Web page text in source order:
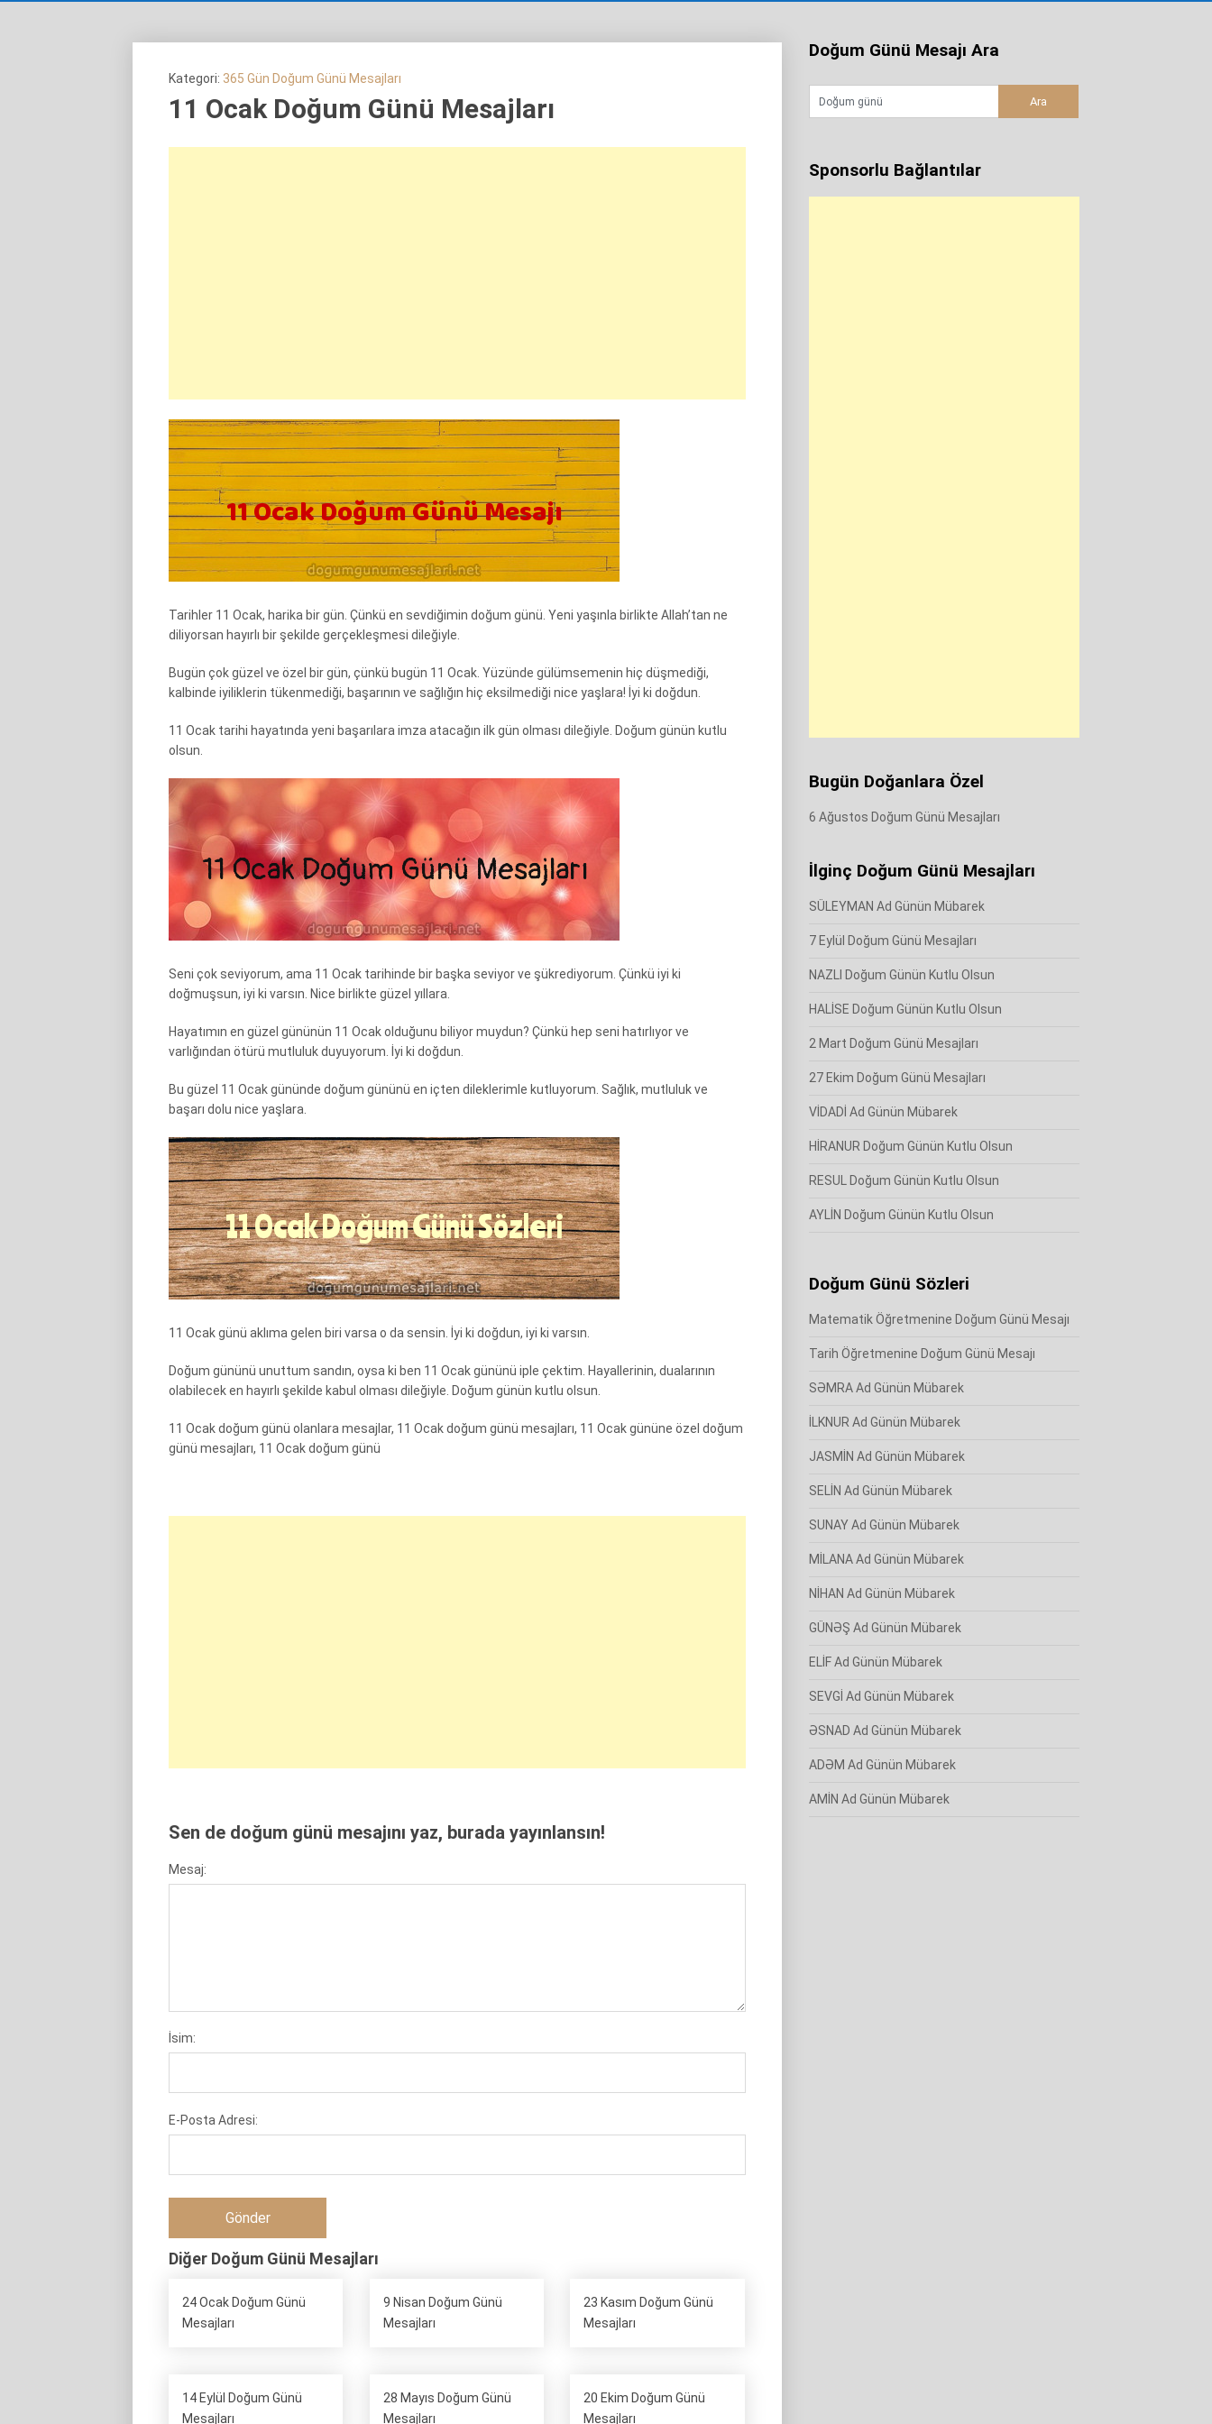
Kategori: 365 Gün Doğum Günü Mesajları
11 Ocak Doğum Günü Mesajları
Tarihler 11 Ocak, harika bir gün. Çünkü en sevdiğimin doğum günü. Yeni yaşınla birlikte Allah’tan ne
diliyorsan hayırlı bir şekilde gerçekleşmesi dileğiyle.
Bugün çok güzel ve özel bir gün, çünkü bugün 11 Ocak. Yüzünde gülümsemenin hiç düşmediği,
kalbinde iyiliklerin tükenmediği, başarının ve sağlığın hiç eksilmediği nice yaşlara! İyi ki doğdun.
11 Ocak tarihi hayatında yeni başarılara imza atacağın ilk gün olması dileğiyle. Doğum günün kutlu
olsun.
Seni çok seviyorum, ama 11 Ocak tarihinde bir başka seviyor ve şükrediyorum. Çünkü iyi ki
doğmuşsun, iyi ki varsın. Nice birlikte güzel yıllara.
Hayatımın en güzel gününün 11 Ocak olduğunu biliyor muydun? Çünkü hep seni hatırlıyor ve
varlığından ötürü mutluluk duyuyorum. İyi ki doğdun.
Bu güzel 11 Ocak gününde doğum gününü en içten dileklerimle kutluyorum. Sağlık, mutluluk ve
başarı dolu nice yaşlara.
11 Ocak günü aklıma gelen biri varsa o da sensin. İyi ki doğdun, iyi ki varsın.
Doğum gününü unuttum sandın, oysa ki ben 11 Ocak gününü iple çektim. Hayallerinin, dualarının
olabilecek en hayırlı şekilde kabul olması dileğiyle. Doğum günün kutlu olsun.
11 Ocak doğum günü olanlara mesajlar, 11 Ocak doğum günü mesajları, 11 Ocak gününe özel doğum
günü mesajları, 11 Ocak doğum günü
Sen de doğum günü mesajını yaz, burada yayınlansın!
Mesaj:
İsim:
E-Posta Adresi:
Diğer Doğum Günü Mesajları
24 Ocak Doğum Günü
Mesajları
9 Nisan Doğum Günü
Mesajları
23 Kasım Doğum Günü
Mesajları
14 Eylül Doğum Günü
Mesajları
28 Mayıs Doğum Günü
Mesajları
20 Ekim Doğum Günü
Mesajları
Doğum Günü Mesajı Ara
Sponsorlu Bağlantılar
Bugün Doğanlara Özel
6 Ağustos Doğum Günü Mesajları
İlginç Doğum Günü Mesajları
SÜLEYMAN Ad Günün Mübarek
7 Eylül Doğum Günü Mesajları
NAZLI Doğum Günün Kutlu Olsun
HALİSE Doğum Günün Kutlu Olsun
2 Mart Doğum Günü Mesajları
27 Ekim Doğum Günü Mesajları
VİDADİ Ad Günün Mübarek
HİRANUR Doğum Günün Kutlu Olsun
RESUL Doğum Günün Kutlu Olsun
AYLİN Doğum Günün Kutlu Olsun
Doğum Günü Sözleri
Matematik Öğretmenine Doğum Günü Mesajı
Tarih Öğretmenine Doğum Günü Mesajı
SƏMRA Ad Günün Mübarek
İLKNUR Ad Günün Mübarek
JASMİN Ad Günün Mübarek
SELİN Ad Günün Mübarek
SUNAY Ad Günün Mübarek
MİLANA Ad Günün Mübarek
NİHAN Ad Günün Mübarek
GÜNƏŞ Ad Günün Mübarek
ELİF Ad Günün Mübarek
SEVGİ Ad Günün Mübarek
ƏSNAD Ad Günün Mübarek
ADƏM Ad Günün Mübarek
AMİN Ad Günün Mübarek